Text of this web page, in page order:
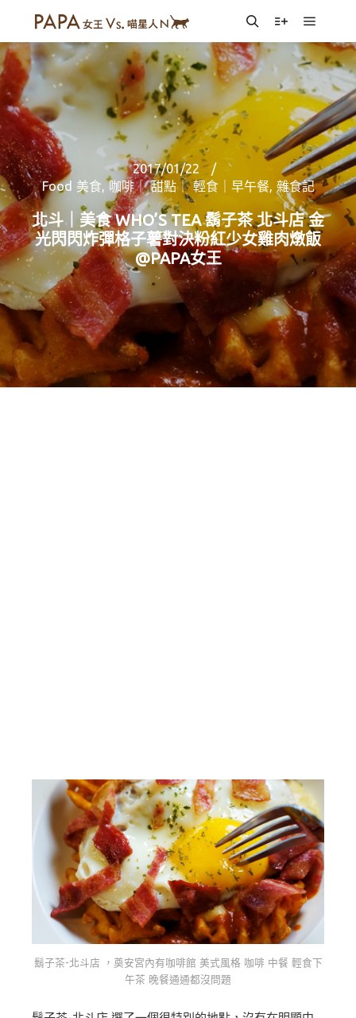
SearchMore info
Main
2017/01/22
Food 美食,咖啡｜ 甜點｜ 輕食｜早午餐, 雜食記
北斗｜美食 WHO’S TEA 鬍子茶 北斗店 金
光閃閃炸彈格子薯對決粉紅少女雞肉燉飯
@PAPA女王
鬍子茶-北斗店 ，奠安宮內有咖啡館 美式風格 咖啡 中餐 輕食下
午茶 晚餐通通都沒問題